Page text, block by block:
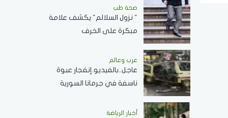
صحة طب
" نزول السلالم" يكشف علامة
مبكرة على الخرف
عرب وعالم
عاجل..بالفيديو.إنفجار عبوة
ناسفة في جرمانا السورية
أخبار الرياضة